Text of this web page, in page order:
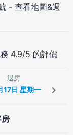
- 查看地圖&週
4.9/5 的評價
退房